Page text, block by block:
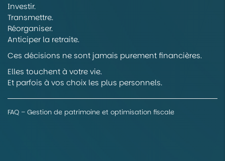
Investir.
Transmettre.
Réorganiser.
Anticiper la retraite.
Ces décisions ne sont jamais purement financières.
Elles touchent à votre vie.
Et parfois à vos choix les plus personnels.
FAQ – Gestion de patrimoine et optimisation fiscale